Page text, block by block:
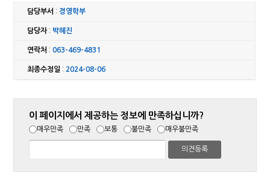
담당부서 :경영학부
담당자: 박혜진
연락처 :063-469-4831
최종수정일 : 2024-08-06
이 페이지에서 제공하는 정보에 만족하십니까?
매우만족 만족 보통 불만족 매우불만족